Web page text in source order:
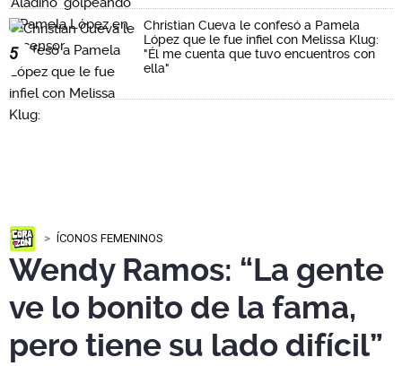
5
Christian Cueva le confesó a Pamela
López que le fue infiel con Melissa Klug:
"Él me cuenta que tuvo encuentros con
ella"
ÍCONOS FEMENINOS
Wendy Ramos: “La gente
ve lo bonito de la fama,
pero tiene su lado difícil”